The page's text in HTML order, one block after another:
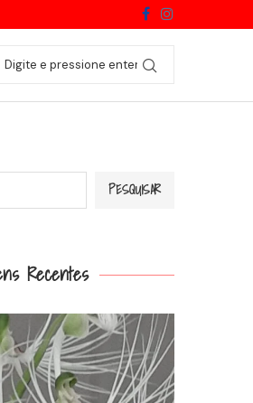
PESQUISAR
Recentes